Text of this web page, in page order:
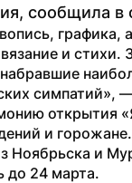
сообщила в
графика,
и стихи.
симпатий»,
открытия
и
Ноябрьска и
до 24 марта.